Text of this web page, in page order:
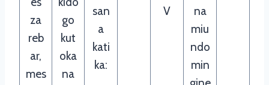
za
reb
ar,
mes
go
kut
oka
na
san
a
kati
ka:
V
na
miu
ndo
min